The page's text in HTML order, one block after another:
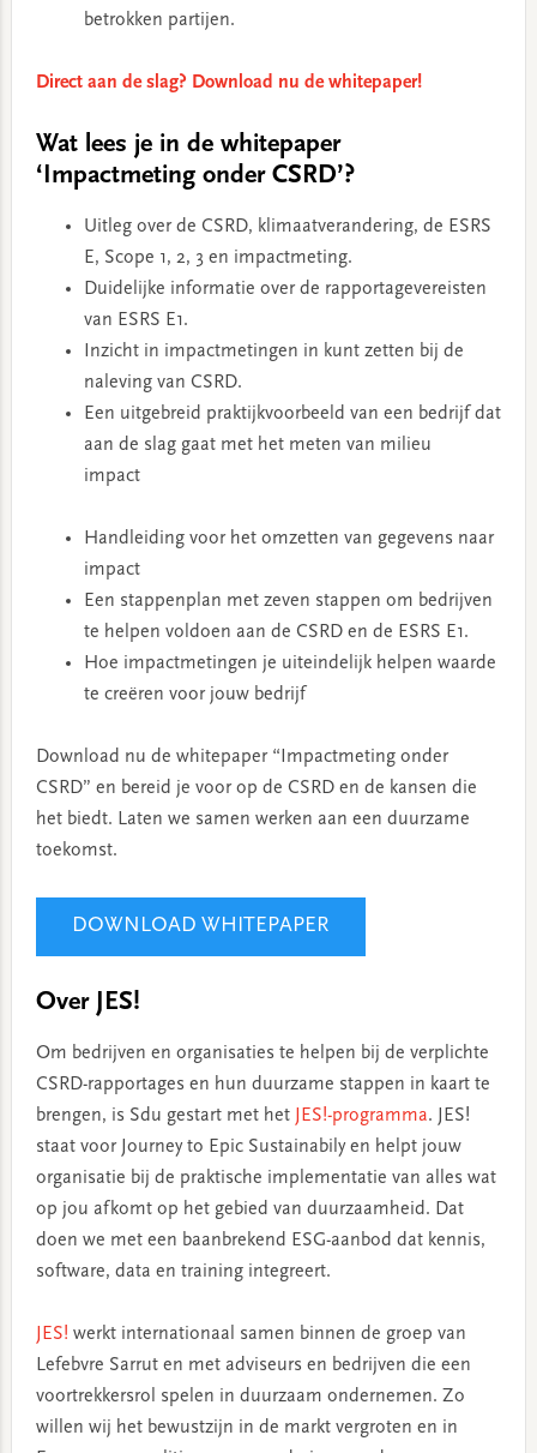
betrokken partijen.
Direct aan de slag? Download nu de whitepaper!
Wat lees je in de whitepaper
‘Impactmeting onder CSRD’?
Uitleg over de CSRD, klimaatverandering, de ESRS
E, Scope 1, 2, 3 en impactmeting.
Duidelijke informatie over de rapportagevereisten
van ESRS E1.
Inzicht in impactmetingen in kunt zetten bij de
naleving van CSRD.
Een uitgebreid praktijkvoorbeeld van een bedrijf dat
aan de slag gaat met het meten van milieu
impact
Handleiding voor het omzetten van gegevens naar
impact
Een stappenplan met zeven stappen om bedrijven
te helpen voldoen aan de CSRD en de ESRS E1.
Hoe impactmetingen je uiteindelijk helpen waarde
te creëren voor jouw bedrijf
Download nu de whitepaper “Impactmeting onder
CSRD” en bereid je voor op de CSRD en de kansen die
het biedt. Laten we samen werken aan een duurzame
toekomst.
DOWNLOAD WHITEPAPER
Over JES!
Om bedrijven en organisaties te helpen bij de verplichte
CSRD-rapportages en hun duurzame stappen in kaart te
brengen, is Sdu gestart met het JES!-programma. JES!
staat voor Journey to Epic Sustainabily en helpt jouw
organisatie bij de praktische implementatie van alles wat
op jou afkomt op het gebied van duurzaamheid. Dat
doen we met een baanbrekend ESG-aanbod dat kennis,
software, data en training integreert.
JES! werkt internationaal samen binnen de groep van
Lefebvre Sarrut en met adviseurs en bedrijven die een
voortrekkersrol spelen in duurzaam ondernemen. Zo
willen wij het bewustzijn in de markt vergroten en in